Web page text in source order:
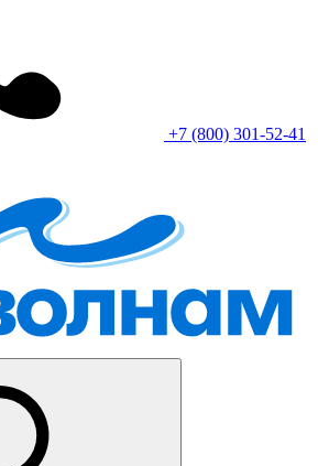
+7 (800) 301-52-41